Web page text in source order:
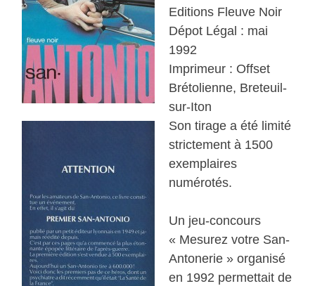
Editions Fleuve Noir
Dépot Légal : mai
1992
Imprimeur : Offset
Brétolienne, Breteuil-
sur-Iton
Son tirage a été limité
strictement à 1500
exemplaires
numérotés.
Un jeu-concours
« Mesurez votre San-
Antonerie » organisé
en 1992 permettait de